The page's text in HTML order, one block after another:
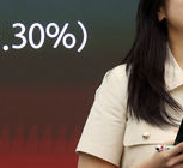
북쪽 인바운드·남쪽 아
경보, 폭염경보로 하향
관할 4개 면 특별재난
시 낮은 계급 임용…희망
강원 많은 비[내일날씨]